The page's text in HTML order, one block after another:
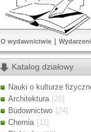
O wydawnictwie
Katalog działowy
Nauki o kulturze
Architektura [20]
Budownictwo [24]
Chemia [11]